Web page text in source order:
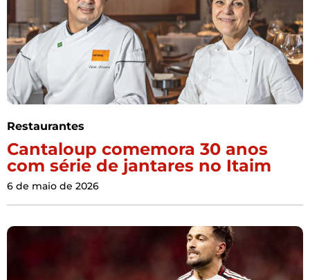
Restaurantes
Cantaloup comemora 30 anos
com série de jantares no Itaim
6 de maio de 2026